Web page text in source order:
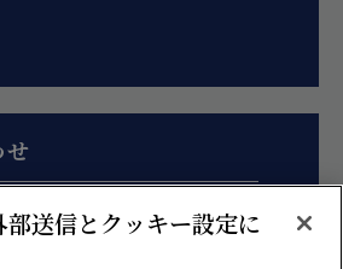
談はこちらのフォームより
い。
送信とクッキー設定に